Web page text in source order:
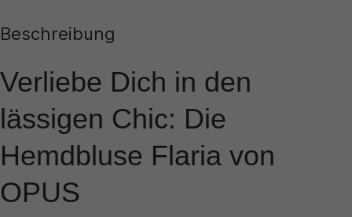
Beschreibung
Verliebe Dich in den
lässigen Chic: Die
Hemdbluse Flaria von
OPUS